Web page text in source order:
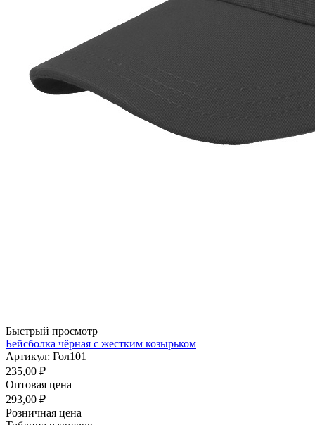
Быстрый просмотр
Бейсболка чёрная с жестким козырьком
Артикул: Гол101
235,00 ₽
Оптовая цена
293,00 ₽
Розничная цена